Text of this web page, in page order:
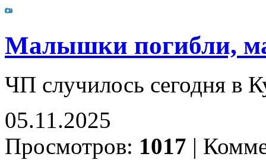
Малышки погибли,
ЧП случилось сегодня в
05.11.2025
Просмотров: 1017 |